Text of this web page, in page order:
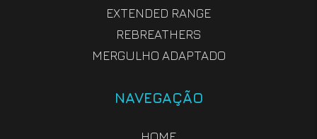
NAVEGAÇÃO
EXTENDED RANGE
REBREATHERS
MERGULHO ADAPTADO